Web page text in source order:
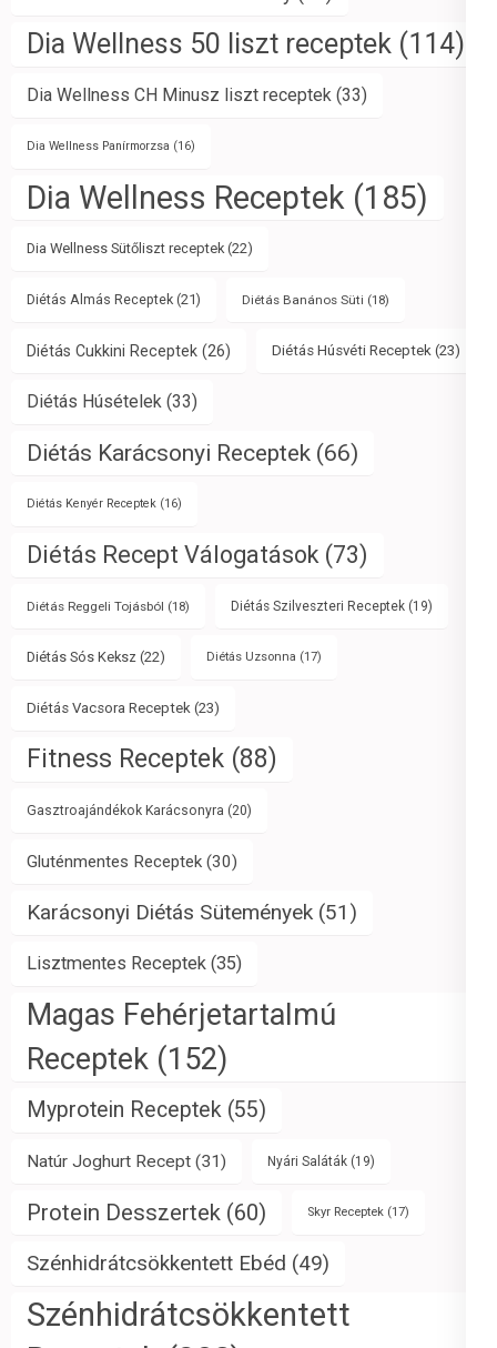
Dia Wellness 50 liszt receptek (114)
Dia Wellness CH Minusz liszt receptek (33)
Dia Wellness Panírmorzsa (16)
Dia Wellness Receptek (185)
Dia Wellness Sütőliszt receptek (22)
Diétás Almás Receptek (21) Diétás Banános Süti (18)
Diétás Cukkini Receptek (26) Diétás Húsvéti Receptek (23)
Diétás Húsételek (33)
Diétás Karácsonyi Receptek (66)
Diétás Kenyér Receptek (16)
Diétás Recept Válogatások (73)
Diétás Reggeli Tojásból (18) Diétás Szilveszteri Receptek (19)
Diétás Sós Keksz (22) Diétás Uzsonna (17)
Diétás Vacsora Receptek (23)
Fitness Receptek (88)
Gasztroajándékok Karácsonyra (20)
Gluténmentes Receptek (30)
Karácsonyi Diétás Sütemények (51)
Lisztmentes Receptek (35)
Magas Fehérjetartalmú
Receptek (152)
Myprotein Receptek (55)
Natúr Joghurt Recept (31) Nyári Saláták (19)
Protein Desszertek (60) Skyr Receptek (17)
Szénhidrátcsökkentett Ebéd (49)
Szénhidrátcsökkentett